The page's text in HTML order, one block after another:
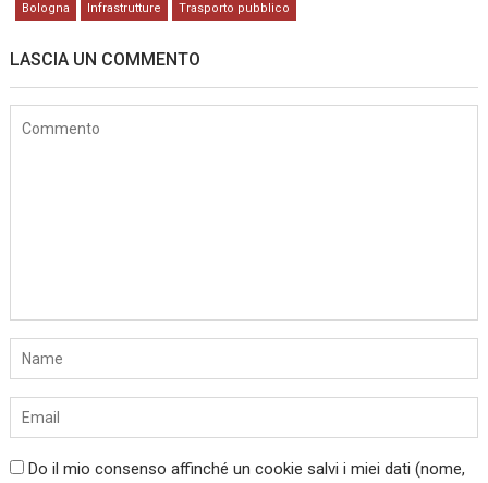
Bologna Infrastrutture Trasporto pubblico
LASCIA UN COMMENTO
Do il mio consenso affinché un cookie salvi i miei dati (nome,